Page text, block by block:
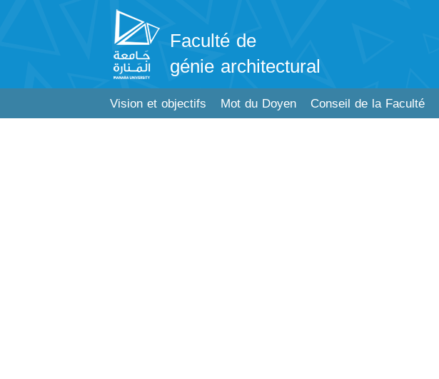
Faculté de
génie architectural
Vision et objectifs Mot du Doyen Conseil de la Faculté